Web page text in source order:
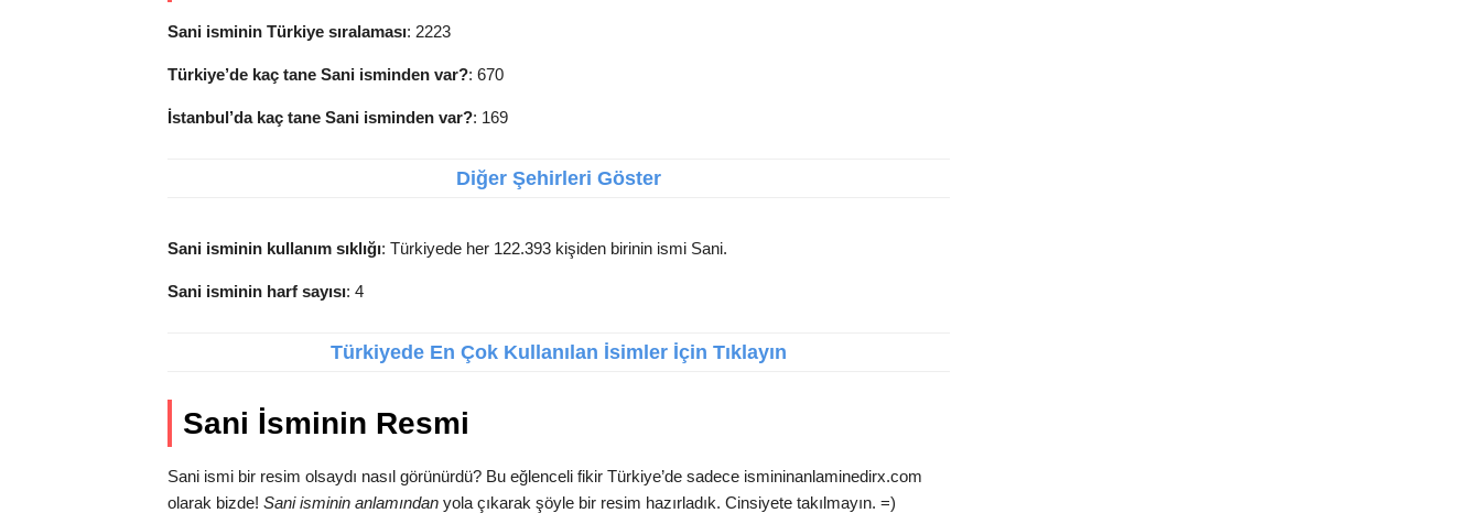
Sani isminin Türkiye sıralaması: 2223
Türkiye’de kaç tane Sani isminden var?: 670
İstanbul’da kaç tane Sani isminden var?: 169
Diğer Şehirleri Göster
Sani isminin kullanım sıklığı: Türkiyede her 122.393 kişiden birinin ismi Sani.
Sani isminin harf sayısı: 4
Türkiyede En Çok Kullanılan İsimler İçin Tıklayın
Sani İsminin Resmi
Sani ismi bir resim olsaydı nasıl görünürdü? Bu eğlenceli fikir Türkiye’de sadece ismininanlaminedirx.com
olarak bizde! Sani isminin anlamından yola çıkarak şöyle bir resim hazırladık. Cinsiyete takılmayın. =)